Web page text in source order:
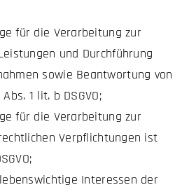
für die Verarbeitung zur
und Durchführung
sowie Beantwortung von
1 lit. b DSGVO;
für die Verarbeitung zur
Verpflichtungen ist
Interessen der